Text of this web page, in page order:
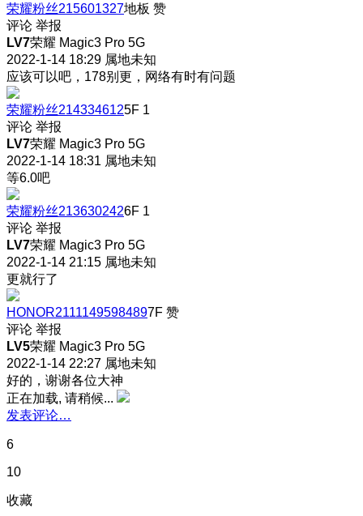
荣耀粉丝215601327地板 赞
评论 举报
LV7荣耀 Magic3 Pro 5G
2022-1-14 18:29 属地未知
应该可以吧，178别更，网络有时有问题
荣耀粉丝2143346125F 1
评论 举报
LV7荣耀 Magic3 Pro 5G
2022-1-14 18:31 属地未知
等6.0吧
荣耀粉丝2136302426F 1
评论 举报
LV7荣耀 Magic3 Pro 5G
2022-1-14 21:15 属地未知
更就行了
HONOR21111495984897F 赞
评论 举报
LV5荣耀 Magic3 Pro 5G
2022-1-14 22:27 属地未知
好的，谢谢各位大神
正在加载, 请稍候...
发表评论…
6
10
收藏